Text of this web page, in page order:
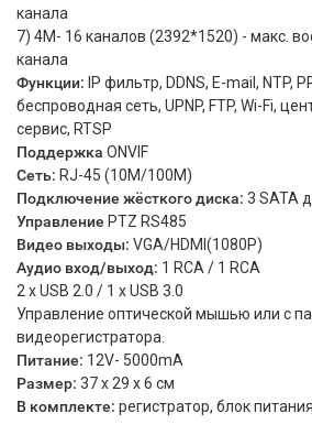
канала
7) 4M- 16 каналов (2392*1520) - макс.
канала
Функции: IP фильтр, DDNS, E-mail, NTP,
беспроводная сеть, UPNP, FTP, Wi-Fi,
сервис, RTSP
Поддержка ONVIF
Сеть: RJ-45 (10M/100M)
Подключение жёсткого диска: 3 SATA
Управление PTZ RS485
Видео выходы: VGA/HDMI(1080P)
Аудио вход/выход: 1 RCA / 1 RCA
2 х USB 2.0 / 1 х USB 3.0
Управление оптической мышью или с
видеорегистратора.
Питание: 12V- 5000mA
Размер: 37 х 29 х 6 см
В комплекте: регистратор, блок